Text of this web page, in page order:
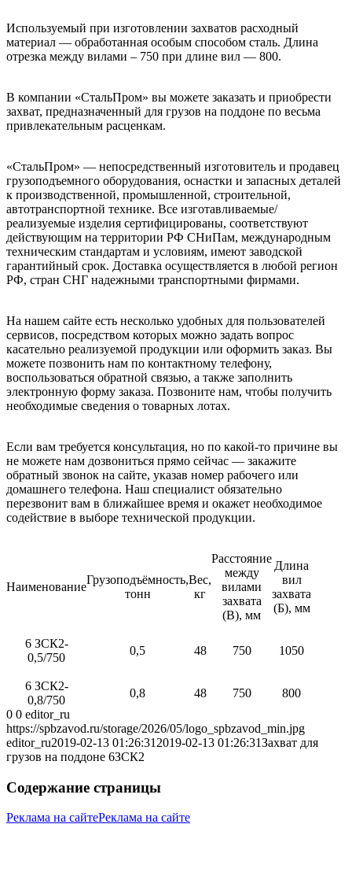
Используемый при изготовлении захватов расходный
материал — обработанная особым способом сталь. Длина
отрезка между вилами – 750 при длине вил — 800.
В компании «СтальПром» вы можете заказать и приобрести
захват, предназначенный для грузов на поддоне по весьма
привлекательным расценкам.
«СтальПром» — непосредственный изготовитель и продавец
грузоподъемного оборудования, оснастки и запасных деталей
к производственной, промышленной, строительной,
автотранспортной технике. Все изготавливаемые/
реализуемые изделия сертифицированы, соответствуют
действующим на территории РФ СНиПам, международным
техническим стандартам и условиям, имеют заводской
гарантийный срок. Доставка осуществляется в любой регион
РФ, стран СНГ надежными транспортными фирмами.
На нашем сайте есть несколько удобных для пользователей
сервисов, посредством которых можно задать вопрос
касательно реализуемой продукции или оформить заказ. Вы
можете позвонить нам по контактному телефону,
воспользоваться обратной связью, а также заполнить
электронную форму заказа. Позвоните нам, чтобы получить
необходимые сведения о товарных лотах.
Если вам требуется консультация, но по какой-то причине вы
не можете нам дозвониться прямо сейчас — закажите
обратный звонок на сайте, указав номер рабочего или
домашнего телефона. Наш специалист обязательно
перезвонит вам в ближайшее время и окажет необходимое
содействие в выборе технической продукции.
Наименование
Грузоподъёмность,
тонн
Вес,
кг
Расстояние
между
вилами
захвата
(В), мм
Длина
вил
захвата
(Б), мм
6 ЗСК2-
0,5/750
0,5 48 750 1050
6 ЗСК2-
0,8/750
0,8 48 750
800
0 0 editor_ru
https://spbzavod.ru/storage/2026/05/logo_spbzavod_min.jpg
editor_ru2019-02-13 01:26:31 2019-02-13 01:26:31Захват для
грузов на поддоне 6ЗСК2
Содержание страницы
Реклама на сайтеРеклама на сайте